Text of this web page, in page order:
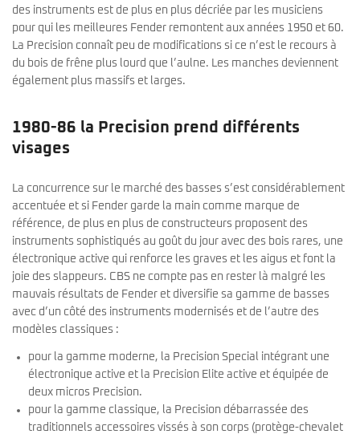
des instruments est de plus en plus décriée par les musiciens
pour qui les meilleures Fender remontent aux années 1950 et 60.
La Precision connaît peu de modifications si ce n’est le recours à
du bois de frêne plus lourd que l’aulne. Les manches deviennent
également plus massifs et larges.
1980-86 la Precision prend différents
visages
La concurrence sur le marché des basses s’est considérablement
accentuée et si Fender garde la main comme marque de
référence, de plus en plus de constructeurs proposent des
instruments sophistiqués au goût du jour avec des bois rares, une
électronique active qui renforce les graves et les aigus et font la
joie des slappeurs. CBS ne compte pas en rester là malgré les
mauvais résultats de Fender et diversifie sa gamme de basses
avec d’un côté des instruments modernisés et de l’autre des
modèles classiques :
pour la gamme moderne, la Precision Special intégrant une
électronique active et la Precision Elite active et équipée de
deux micros Precision.
pour la gamme classique, la Precision débarrassée des
traditionnels accessoires vissés à son corps (protège-chevalet